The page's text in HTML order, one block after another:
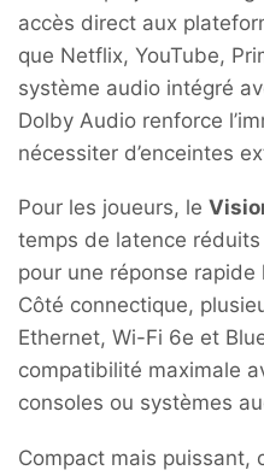
accès direct aux
que Netflix, YouTube,
système audio intégré
Dolby Audio renforce
nécessiter d’enceintes
Pour les joueurs, le
temps de latence
pour une réponse
Côté connectique,
Ethernet, Wi-Fi 6e et
compatibilité maximale
consoles ou systèmes
Compact mais puissant,